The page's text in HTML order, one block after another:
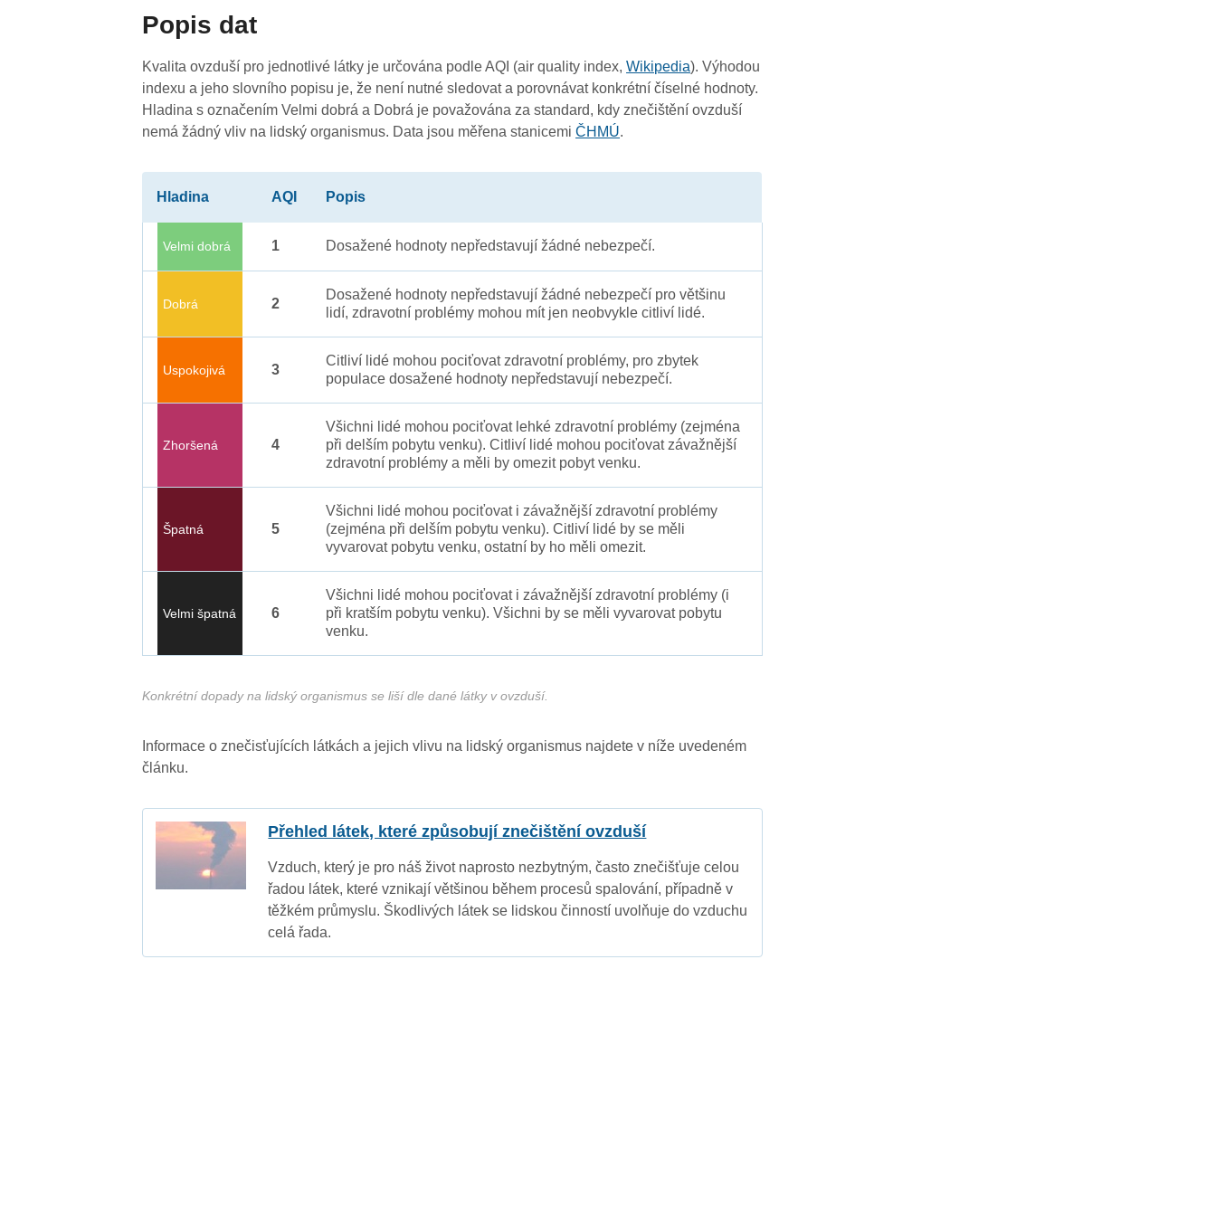
3
3
Popis dat
Kvalita ovzduší pro jednotlivé látky je určována podle AQI (air quality index,Wikipedia). Výhodou
indexu a jeho slovního popisu je, že není nutné sledovat a porovnávat konkrétní číselné hodnoty.
Hladina s označením Velmi dobrá a Dobrá je považována za standard, kdy znečištění ovzduší
nemá žádný vliv na lidský organismus. Data jsou měřena stanicemiČHMÚ.
Hladina AQI Popis
Velmi dobrá 1 Dosažené hodnoty nepředstavují žádné nebezpečí.
Dobrá 2
Dosažené hodnoty nepředstavují žádné nebezpečí pro většinu
lidí, zdravotní problémy mohou mít jen neobvykle citliví lidé.
Uspokojivá 3
Citliví lidé mohou pociťovat zdravotní problémy, pro zbytek
populace dosažené hodnoty nepředstavují nebezpečí.
Zhoršená 4
Všichni lidé mohou pociťovat lehké zdravotní problémy (zejména
při delším pobytu venku). Citliví lidé mohou pociťovat závažnější
zdravotní problémy a měli by omezit pobyt venku.
Špatná 5
Všichni lidé mohou pociťovat i závažnější zdravotní problémy
(zejména při delším pobytu venku). Citliví lidé by se měli
vyvarovat pobytu venku, ostatní by ho měli omezit.
Velmi špatná 6
Všichni lidé mohou pociťovat i závažnější zdravotní problémy (i
při kratším pobytu venku). Všichni by se měli vyvarovat pobytu
venku.
Konkrétní dopady na lidský organismus se liší dle dané látky v ovzduší.
Informace o znečisťujících látkách a jejich vlivu na lidský organismus najdete v níže uvedeném
článku.
Přehled látek, které způsobují znečištění ovzduší
Vzduch, který je pro náš život naprosto nezbytným, často znečišťuje celou
řadou látek, které vznikají většinou během procesů spalování, případně v
těžkém průmyslu. Škodlivých látek se lidskou činností uvolňuje do vzduchu
celá řada.